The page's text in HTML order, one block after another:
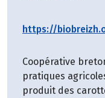
https://
Coopérative
pratiques
produit des